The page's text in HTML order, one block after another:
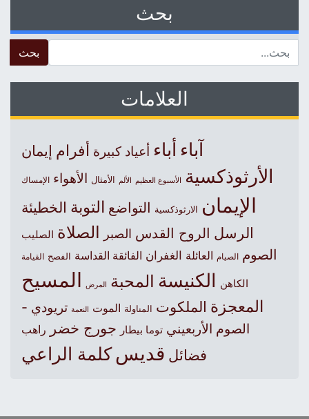
بحث
العلامات
آباءأباء أعياد كبيرة أفرام إيمان
الأرثوذكسية الأسبوع العظيم الألم الأمثال الأهواء الإمساك
الإيمان الارثوذكسية التواضع التوبة الخطيئة
الرسل الروح القدس الصبر الصلاة الصليب
الصوم الصيام العائلة الغفران الفائقة القداسة الفصح القيامة
الكاهن الكنيسةالمحبة المرض المسيح
المعجزة الملكوت المناولة الموت النعمة تريودي -
الصوم الأربعيني توما بيطار جورج خضر راهب
فضائل قديس كلمة الراعي